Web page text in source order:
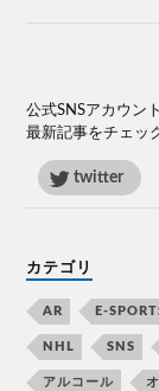
公式SNSアカウン
最新記事をチェッ
twitter
カテゴリ
AR E-
NHL SNS
アルコール